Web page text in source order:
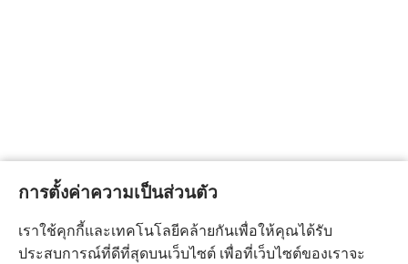
การตั้งค่าความเป็นส่วนตัว
เราใช้คุกกี้และเทคโนโลยีคล้ายกันเพื่อให้คุณได้รับ
ประสบการณ์ที่ดีที่สุดบนเว็บไซต์ เพื่อที่เว็บไซต์ของเราจะ